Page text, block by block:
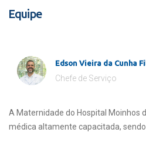
Equipe
Edson Vieira da Cunha
Chefe de Serviço
A Maternidade do Hospital Moinhos
médica altamente capacitada,